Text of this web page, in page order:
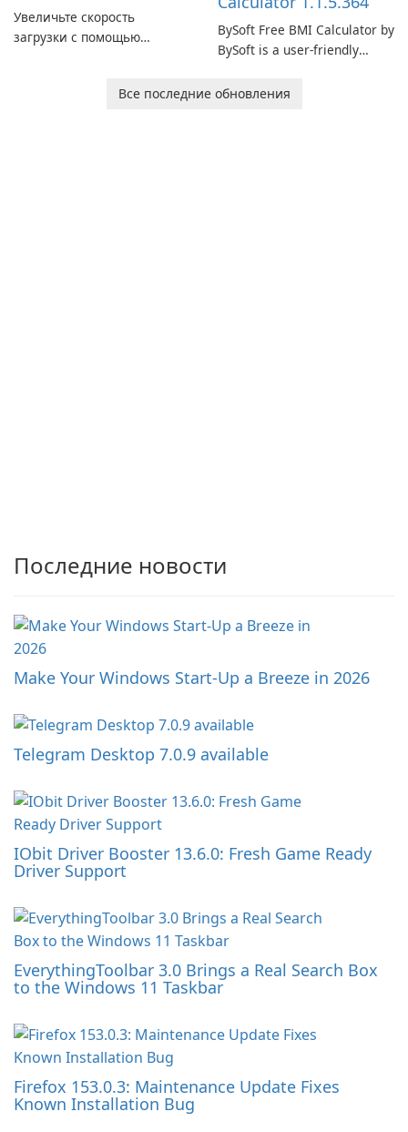
Увеличьте скорость
загрузки с помощью
BySoft Free BMI Calculator by
BySoft is a user-friendly
designed to help you
Все последние обновления
Последние новости
Make Your Windows Start-Up a Breeze in 2026
Telegram Desktop 7.0.9 available
IObit Driver Booster 13.6.0: Fresh Game Ready
Driver Support
EverythingToolbar 3.0 Brings a Real Search Box
to the Windows 11 Taskbar
Firefox 153.0.3: Maintenance Update Fixes
Known Installation Bug